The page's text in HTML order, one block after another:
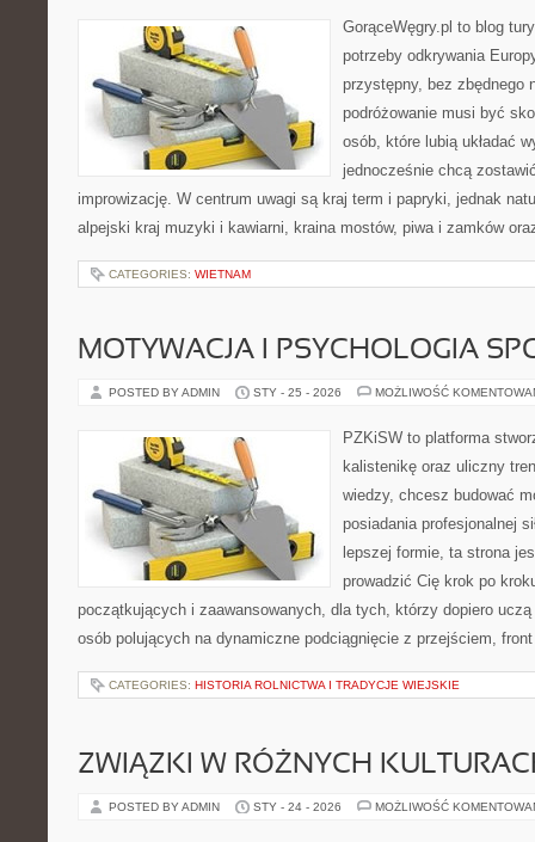
GorąceWęgry.pl to blog
potrzeby odkrywania
przystępny, bez zbędnego
podróżowanie musi być
osób, które lubią układać
jednocześnie chcą
improwizację. W centrum uwagi są kraj term i papryki, jednak
alpejski kraj muzyki i kawiarni, kraina mostów, piwa i zamków
CATEGORIES: WIETNAM
MOTYWACJA I PSYCHOLOGIA
POSTED BY ADMIN STY - 25 - 2026 MOŻLIWOŚĆ
PZKiSW to platforma
kalistenikę oraz uliczny
wiedzy, chcesz budować
posiadania profesjonalnej
lepszej formie, ta strona
prowadzić Cię krok po
początkujących i zaawansowanych, dla tych, którzy dopiero
osób polujących na dynamiczne podciągnięcie z przejściem,
CATEGORIES: HISTORIA ROLNICTWA I TRADYCJE WIEJSKIE
ZWIĄZKI W RÓŻNYCH
POSTED BY ADMIN STY - 24 - 2026 MOŻLIWOŚĆ